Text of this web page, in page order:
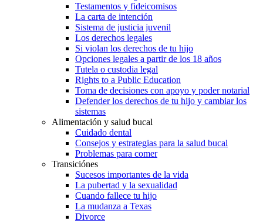
Testamentos y fideicomisos
La carta de intención
Sistema de justicia juvenil
Los derechos legales
Si violan los derechos de tu hijo
Opciones legales a partir de los 18 años
Tutela o custodia legal
Rights to a Public Education
Toma de decisiones con apoyo y poder notarial
Defender los derechos de tu hijo y cambiar los
sistemas
Alimentación y salud bucal
Cuidado dental
Consejos y estrategias para la salud bucal
Problemas para comer
Transiciónes
Sucesos importantes de la vida
La pubertad y la sexualidad
Cuando fallece tu hijo
La mudanza a Texas
Divorce